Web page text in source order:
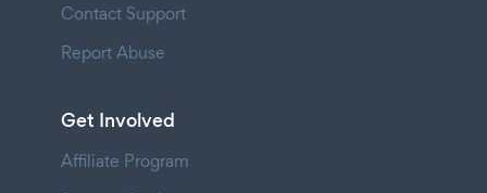
Contact Support
Report Abuse
Get Involved
Affiliate Program